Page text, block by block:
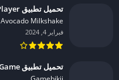
تحميل تطبيق Provid Video Player مهكر للاندرويد 2024
Avocado Milkshake‏
فبراير 4, 2024
تحميل تطبيق Bikii Cloud Game مهكر للاندرويد 2024